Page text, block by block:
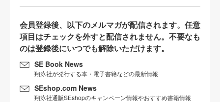
会員登録後、以下のメルマガが配信されます。任意
項目はチェックを外すと配信されません。不要なも
のは登録後にいつでも解除いただけます。
SE Book News
翔泳社が発行する本・電子書籍などの最新情報
SEshop.com News
翔泳社通販SEshopのキャンペーン情報やおすすめ書籍情報